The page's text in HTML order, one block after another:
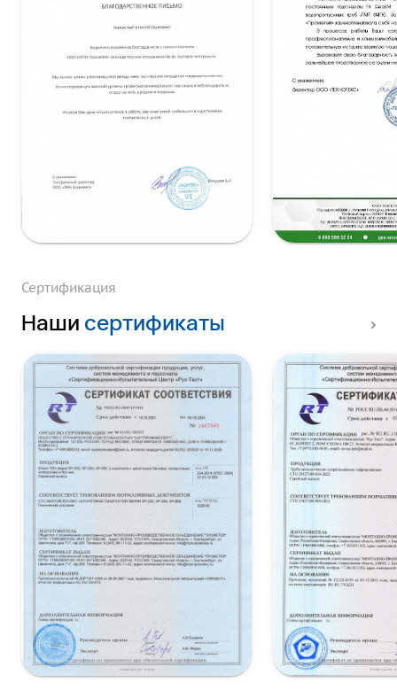
Сертификация
Наши сертификаты